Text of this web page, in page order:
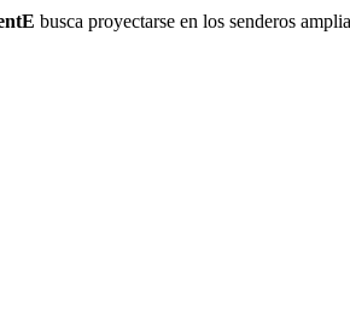
busca proyectarse en los senderos